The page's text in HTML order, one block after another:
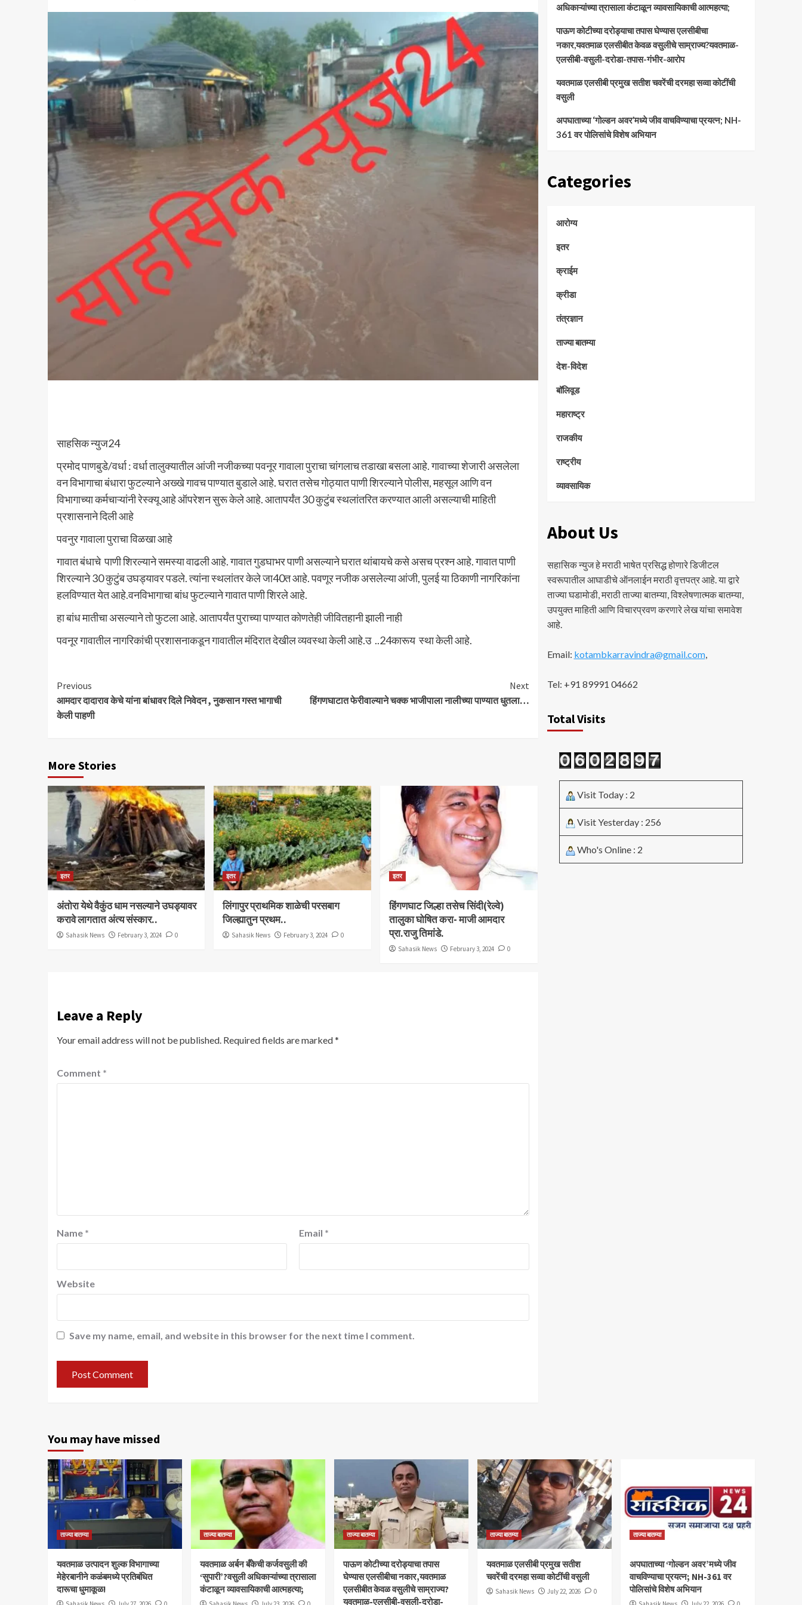
साहसिक न्युज24
प्रमोद पाणबुडे/वर्धा : वर्धा तालुक्यातील आंजी नजीकच्या पवनूर गावाला पुराचा चांगलाच तडाखा बसला आहे. गावाच्या शेजारी असलेला
वन विभागाचा बंधारा फुटल्याने अख्खे गावच पाण्यात बुडाले आहे. घरात तसेच गोठ्यात पाणी शिरल्याने पोलीस, महसूल आणि वन
विभागाच्या कर्मचाऱ्यांनी रेस्क्यू आहे ऑपरेशन सुरू केले आहे. आतापर्यंत 30 कुटुंब स्थलांतरित करण्यात आली असल्याची माहिती
प्रशासनाने दिली आहे
पवनुर गावाला पुराचा विळखा आहे
गावात बंधाचे पाणी शिरल्याने समस्या वाढली आहे. गावात गुडघाभर पाणी असल्याने घरात थांबायचे कसे असच प्रश्न आहे. गावात पाणी
शिरल्याने 30 कुटुंब उघड्यावर पडले. त्यांना स्थलांतर केले जा40त आहे. पवणूर नजीक असलेल्या आंजी, पुलई या ठिकाणी नागरिकांना
हलविण्यात येत आहे.वनविभागाचा बांध फुटल्याने गावात पाणी शिरले आहे.
हा बांध मातीचा असल्याने तो फुटला आहे. आतापर्यंत पुराच्या पाण्यात कोणतेही जीवितहानी झाली नाही
पवनूर गावातील नागरिकांची प्रशासनाकडून गावातील मंदिरात देखील व्यवस्था केली आहे.उ ..24कारूय स्था केली आहे.
Continue
Reading
Previous
आमदार दादाराव केचे यांना बांधावर दिले निवेदन , नुकसान गस्त भागाची
केली पाहणी
Next
हिंगणघाटात फेरीवाल्याने चक्क भाजीपाला नालीच्या पाण्यात धुतला…
More Stories
इतर
अंतोरा येथे वैकुंठ धाम नसल्याने उघड्यावर
करावे लागतात अंत्य संस्कार..
Sahasik News February 3, 2024 0
इतर
लिंगापुर प्राथमिक शाळेची परसबाग
जिल्ह्यातुन प्रथम..
Sahasik News February 3, 2024 0
इतर
हिंगणघाट जिल्हा तसेच सिंदी(रेल्वे)
तालुका घोषित करा- माजी आमदार
प्रा.राजु तिमांडे.
Sahasik News February 3, 2024 0
Leave a Reply
Your email address will not be published. Required fields are marked*
Comment *
Name * Email *
Website
Save my name, email, and website in this browser for the next time I comment.
अधिकाऱ्यांच्या त्रासाला कंटाळून व्यावसायिकाची आत्महत्या;
पाऊण कोटीच्या दरोड्याचा तपास घेण्यास एलसीबीचा
नकार,यवतमाळ एलसीबीत केवळ वसुलीचे साम्राज्य?यवतमाळ-
एलसीबी-वसुली-दरोडा-तपास-गंभीर-आरोप
यवतमाळ एलसीबी प्रमुख सतीश चवरेंची दरमहा सव्वा कोटींची
वसुली
अपघाताच्या ‘गोल्डन अवर’मध्ये जीव वाचविण्याचा प्रयत्न; NH-
361 वर पोलिसांचे विशेष अभियान
Categories
आरोग्य
इतर
क्राईम
क्रीडा
तंत्रज्ञान
ताज्या बातम्या
देश-विदेश
बॉलिवूड
महाराष्ट्र
राजकीय
राष्ट्रीय
व्यावसायिक
About Us
सहासिक न्युज हे मराठी भाषेत प्रसिद्ध होणारे डिजीटल
स्वरूपातील आघाडीचे ऑनलाईन मराठी वृत्तपत्र आहे. या द्वारे
ताज्या घडामोडी, मराठी ताज्या बातम्या, विश्लेषणात्मक बातम्या,
उपयुक्त माहिती आणि विचारप्रवण करणारे लेख यांचा समावेश
आहे.
Email: kotambkarravindra@gmail.com,
Tel: +91 89991 04662
Total Visits
Visit Today : 2
Visit Yesterday : 256
Who's Online : 2
You may have missed
ताज्या बातम्या
यवतमाळ उत्पादन शुल्क विभागाच्या
मेहेरबानीने कळंबमध्ये प्रतिबंधित
दारूचा धुमाकूळ!
ताज्या बातम्या
​यवतमाळ अर्बन बँकेची कर्जवसुली की
‘सुपारी’?वसुली अधिकाऱ्यांच्या त्रासाला
कंटाळून व्यावसायिकाची आत्महत्या;
ताज्या बातम्या
पाऊण कोटीच्या दरोड्याचा तपास
घेण्यास एलसीबीचा नकार,यवतमाळ
एलसीबीत केवळ वसुलीचे साम्राज्य?
यवतमाळ-एलसीबी-वसुली-दरोडा-
ताज्या बातम्या
यवतमाळ एलसीबी प्रमुख सतीश
चवरेंची दरमहा सव्वा कोटींची वसुली
Sahasik News July 22, 2026 0
ताज्या बातम्या
अपघाताच्या ‘गोल्डन अवर’मध्ये जीव
वाचविण्याचा प्रयत्न; NH-361 वर
पोलिसांचे विशेष अभियान